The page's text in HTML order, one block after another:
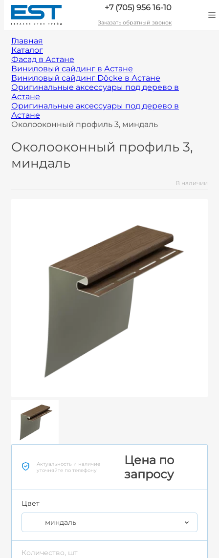
+7 (705) 956 16-10
Заказать обратный звонок
Главная
Каталог
Фасад в Астане
Виниловый сайдинг в Астане
Виниловый сайдинг Döcke в Астане
Оригинальные аксессуары под дерево в
Астане
Оригинальные аксессуары под дерево в
Астане
Околооконный профиль 3, миндаль
Околооконный профиль 3,
миндаль
В наличии
Актуальность и наличие
уточняйте по телефону
Цена по
запросу
Цвет
миндаль
Количество, шт